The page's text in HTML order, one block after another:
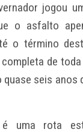
jogou
o asfalto
o término
de
seis anos
uma rota